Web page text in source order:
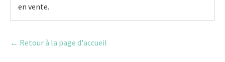
en vente.
← Retour à la page d'accueil